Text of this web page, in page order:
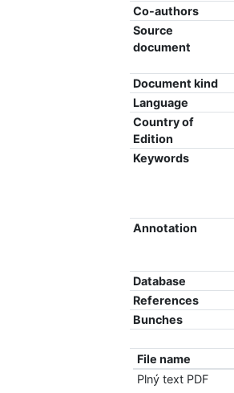
Co-authors
Source
document
Document kind
Language
Country of
Edition
Keywords
Annotation
Database
References
Bunches
File name
Plný text PDF